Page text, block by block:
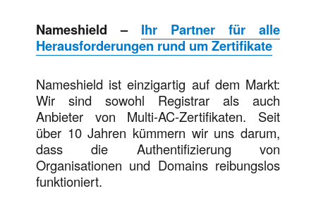
Nameshield – Ihr Partner für alle
Herausforderungen rund um Zertifikate
Nameshield ist einzigartig auf dem Markt:
Wir sind sowohl Registrar als auch
Anbieter von Multi-AC-Zertifikaten. Seit
über 10 Jahren kümmern wir uns darum,
dass die Authentifizierung von
Organisationen und Domains reibungslos
funktioniert.